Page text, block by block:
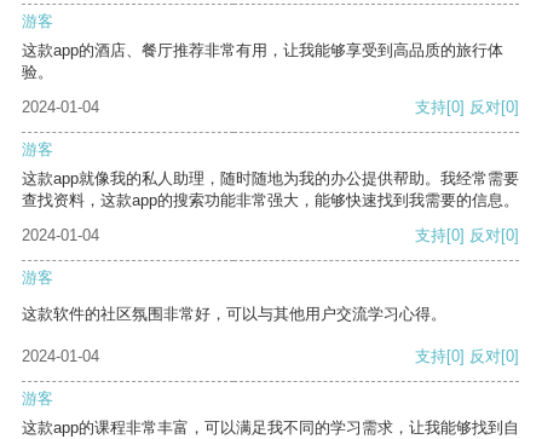
游客
这款app的酒店、餐厅推荐非常有用，让我能够享受到高品质的旅行体
验。
2024-01-04
支持[0] 反对[0]
游客
这款app就像我的私人助理，随时随地为我的办公提供帮助。我经常需要
查找资料，这款app的搜索功能非常强大，能够快速找到我需要的信息。
2024-01-04
支持[0] 反对[0]
游客
这款软件的社区氛围非常好，可以与其他用户交流学习心得。
2024-01-04 支持[0] 反对[0]
游客
这款app的课程非常丰富，可以满足我不同的学习需求，让我能够找到自